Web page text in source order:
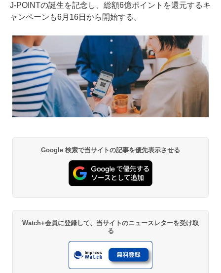
J-POINTの誕生を記念し、総額6億ポイントを還元するキ
ャンペーンも6月16日から開始する。
Google 検索で当サイトの記事を優先表示させる
Watch+会員に登録して、当サイトのニュースレターを受け取
る